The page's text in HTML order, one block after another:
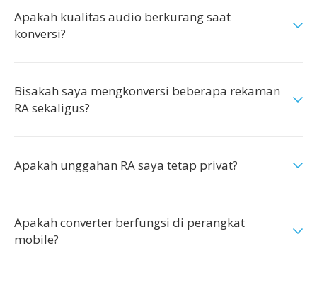
Apakah kualitas audio berkurang saat
konversi?
Bisakah saya mengkonversi beberapa rekaman
RA sekaligus?
Apakah unggahan RA saya tetap privat?
Apakah converter berfungsi di perangkat
mobile?